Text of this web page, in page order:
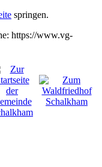
springen.
https://www.vg-